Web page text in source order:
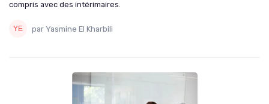
compris avec des intérimaires.
par Yasmine El Kharbili